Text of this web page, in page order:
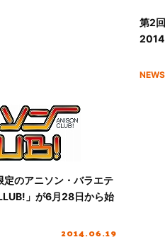
第2
2014
NEWS
のアニソン・バラエテ
」が6月28日から始
2014.06.19